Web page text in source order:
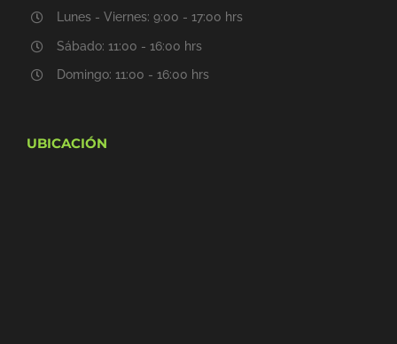
Lunes - Viernes: 9:00 - 17:00 hrs
Sábado: 11:00 - 16:00 hrs
Domingo: 11:00 - 16:00 hrs
UBICACIÓN